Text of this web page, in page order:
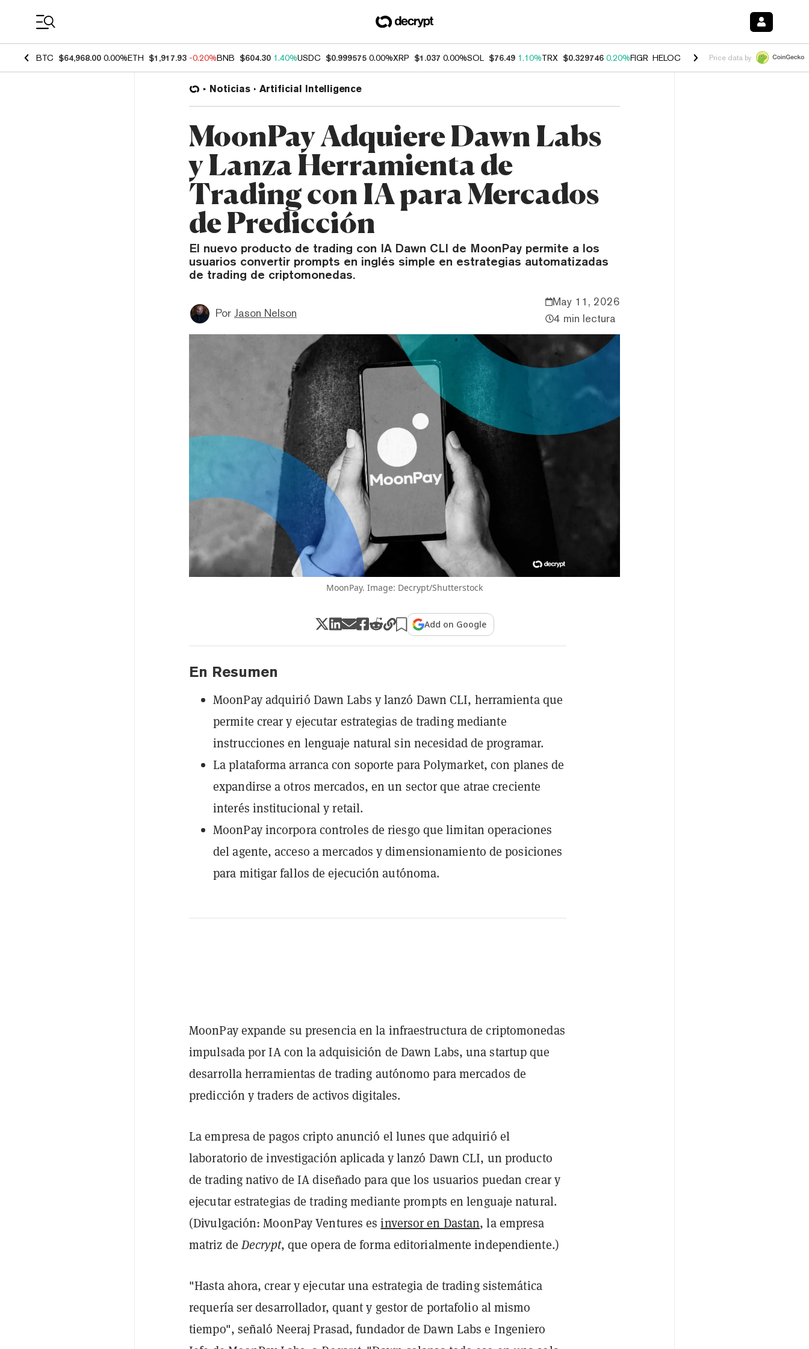
BTC $64,968.00 0.00%ETH $1,917.93 -0.20%BNB $604.30 1.40%USDC $0.999575 0.00%XRP $1.037 0.00%SOL $76.49 1.10%TRX $0.329746 0.20%FIGR_HELOC $1.001 -2.70%HYPE $54.28 -
Price data by
Noticias Artificial Intelligence
MoonPay Adquiere Dawn Labs
y Lanza Herramienta de
Trading con IA para Mercados
de Predicción
El nuevo producto de trading con IA Dawn CLI de MoonPay permite a los
usuarios convertir prompts en inglés simple en estrategias automatizadas
de trading de criptomonedas.
Por Jason Nelson
May 11, 2026
4 min lectura
MoonPay. Image: Decrypt/Shutterstock
Add on Google
En Resumen
MoonPay adquirió Dawn Labs y lanzó Dawn CLI, herramienta que
permite crear y ejecutar estrategias de trading mediante
instrucciones en lenguaje natural sin necesidad de programar.
La plataforma arranca con soporte para Polymarket, con planes de
expandirse a otros mercados, en un sector que atrae creciente
interés institucional y retail.
MoonPay incorpora controles de riesgo que limitan operaciones
del agente, acceso a mercados y dimensionamiento de posiciones
para mitigar fallos de ejecución autónoma.
MoonPay expande su presencia en la infraestructura de criptomonedas
impulsada por IA con la adquisición de Dawn Labs, una startup que
desarrolla herramientas de trading autónomo para mercados de
predicción y traders de activos digitales.
La empresa de pagos cripto anunció el lunes que adquirió el
laboratorio de investigación aplicada y lanzó Dawn CLI, un producto
de trading nativo de IA diseñado para que los usuarios puedan crear y
ejecutar estrategias de trading mediante prompts en lenguaje natural.
(Divulgación: MoonPay Ventures esinversor en Dastan, la empresa
matriz deDecrypt, que opera de forma editorialmente independiente.)
"Hasta ahora, crear y ejecutar una estrategia de trading sistemática
requería ser desarrollador, quant y gestor de portafolio al mismo
tiempo", señaló Neeraj Prasad, fundador de Dawn Labs e Ingeniero